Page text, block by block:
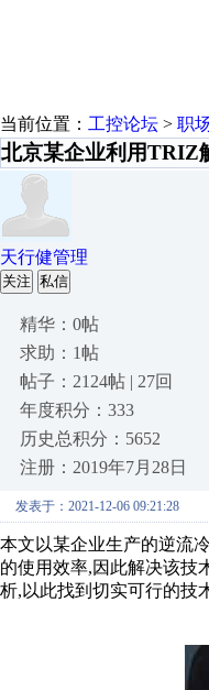
当前位置： 工控论坛 > 职
北京某企业利用TRIZ
天行健管理
关注 私信
精华：0帖
求助：1帖
帖子：2124帖 | 27回
年度积分：333
历史总积分：5652
注册：2019年7月28日
发表于：2021-12-06 09:21:28
本文以某企业生产的逆流
的使用效率,因此解决该技
析,以此找到切实可行的技